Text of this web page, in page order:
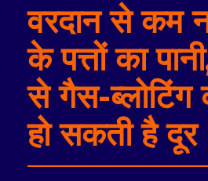
वरदान से कम
के पत्तों का
से गैस-ब्लोटिंग
हो सकती है दूर